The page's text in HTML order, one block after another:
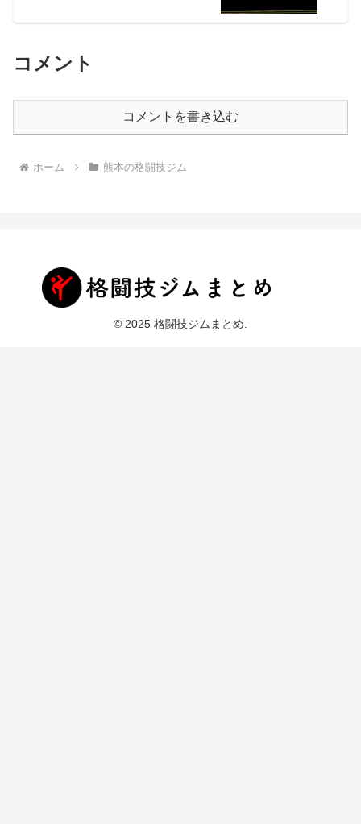
コメント
コメントを書き込む
ホーム 熊本の格闘技ジム
© 2025 格闘技ジムまとめ.